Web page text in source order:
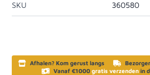
SKU 360580
Afhalen? Kom gerust langs
Vanaf €1000 gratis verzenden in